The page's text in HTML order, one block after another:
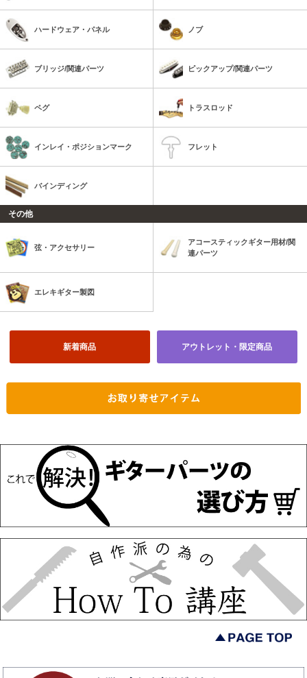
ハードウェア・パネル ノブ
ブリッジ/関連パーツ ピックアップ/関連パーツ
ペグ トラスロッド
インレイ・ポジションマーク フレット
バインディング
その他
弦・アクセサリー
アコースティックギター用材/関
連パーツ
エレキギター製図
新着商品 アウトレット・限定商品